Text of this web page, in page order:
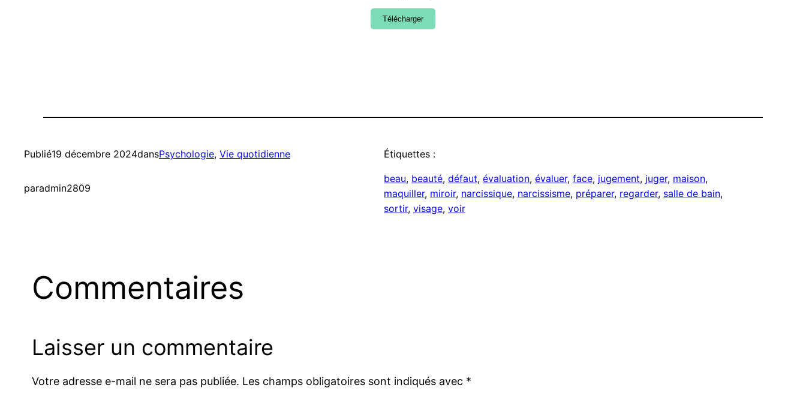
Télécharger
Publié19 décembre 2024dansPsychologie, Vie quotidienne
paradmin2809
Étiquettes :
beau, beauté, défaut, évaluation, évaluer, face, jugement, juger, maison
maquiller, miroir, narcissique, narcissisme, préparer, regarder, salle de bain
sortir, visage, voir
Commentaires
Laisser un commentaire
Votre adresse e-mail ne sera pas publiée. Les champs obligatoires sont indiqués avec *